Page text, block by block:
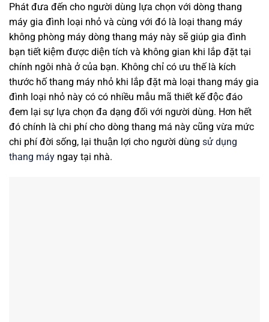
Phát đưa đến cho người dùng lựa chọn với dòng thang
máy gia đình loại nhỏ và cùng với đó là loại thang máy
không phòng máy dòng thang máy này sẽ giúp gia đình
bạn tiết kiệm được diện tích và không gian khi lắp đặt tại
chính ngôi nhà ở của bạn. Không chỉ có ưu thế là kích
thước hố thang máy nhỏ khi lắp đặt mà loại thang máy gia
đình loại nhỏ này có có nhiều mẫu mã thiết kế độc đáo
đem lại sự lựa chọn đa dạng đối với người dùng. Hơn hết
đó chính là chi phí cho dòng thang má này cũng vừa mức
chi phí đời sống, lại thuận lợi cho người dùng sử dụng
thang máy ngay tại nhà.